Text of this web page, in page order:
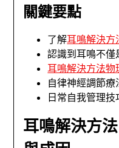
關鍵要點
了解耳鳴解決方
認識到耳鳴不僅
耳鳴解決方法
自律神經調節
日常自我管理技
耳鳴解決方